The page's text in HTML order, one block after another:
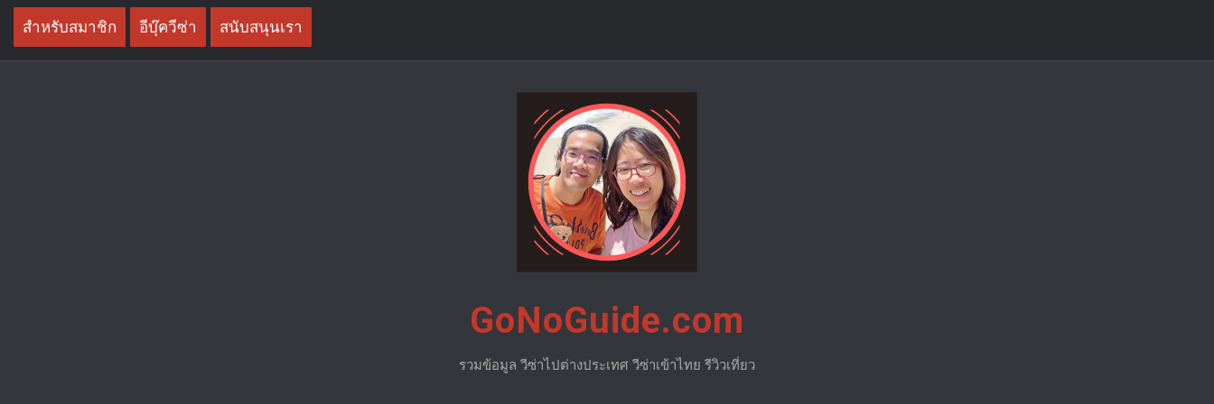
Skip
content
สำหรับสมาชิก อีบุ๊ควีซ่า สนับสนุนเรา
GoNoGuide.com
รวมข้อมูล วีซ่าไปต่างประเทศ วีซ่าเข้าไทย รีวิวเที่ยว